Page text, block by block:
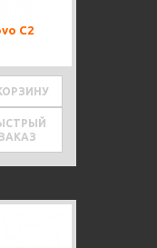
C2
ЗАКАЗ